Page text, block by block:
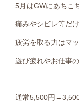
5月はGWにあちこ
痛みやシビレ等だ
疲労を取る力はマ
遊び疲れやお仕事
通常5,500円